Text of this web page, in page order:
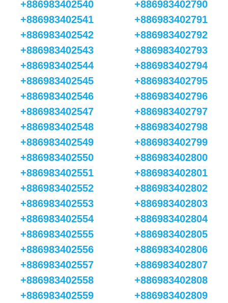
+886983402540
+886983402541
+886983402542
+886983402543
+886983402544
+886983402545
+886983402546
+886983402547
+886983402548
+886983402549
+886983402550
+886983402551
+886983402552
+886983402553
+886983402554
+886983402555
+886983402556
+886983402557
+886983402558
+886983402559
+886983402790
+886983402791
+886983402792
+886983402793
+886983402794
+886983402795
+886983402796
+886983402797
+886983402798
+886983402799
+886983402800
+886983402801
+886983402802
+886983402803
+886983402804
+886983402805
+886983402806
+886983402807
+886983402808
+886983402809